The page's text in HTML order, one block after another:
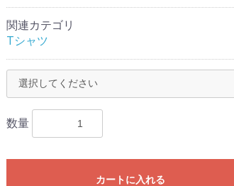
関連カテゴリ
Tシャツ
数量
カートに入れる